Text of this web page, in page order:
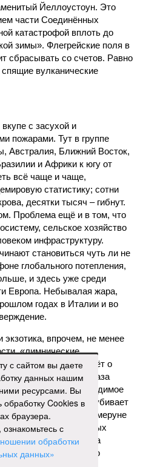
Йеллоустоун. Это
части Соединённых
катастрофой вплоть до
зимы». Флегрейские поля в
сбрасывать со счетов. Равно
вулканические
с засухой и
пожарами. Тут в группе
Австралия, Ближний Восток,
и Африки к югу от
всё чаще и чаще,
статистику; сотни
десятки тысяч – гибнут.
Проблема ещё и в том, что
сельское хозяйство
инфраструктуру.
становиться чуть ли не
глобального потепления,
и здесь уже среди
Европа. Небывалая жара,
годах в Италии и во
экзотика, впрочем, не менее
«лимнические
кто слышал. Речь идёт о
углекислого газа
озёр, образуя невидимое
безжалостно убивает
на озере Ньос в Камеруне
наиболее чудовищных
и тысячи голов скота
CO₂, накрывшего
с сайтом вы даете
данных нашим
ресурсами. Вы
обработку Cookies в
браузера.
с
обработки
данных»